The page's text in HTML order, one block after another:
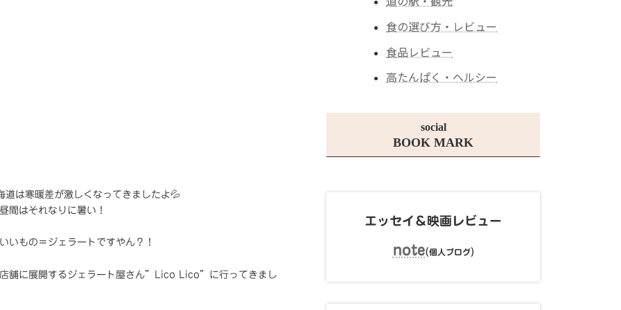
道は寒暖差が激しくなってきましたよ💦
間はそれなりに暑い！
いもの＝ジェラートですやん？！
舗に展開するジェラート屋さん”Lico Lico”に行ってきまし
食の選び方・レビュー
食品レビュー
高たんぱく・ヘルシー
social
BOOK MARK
エッセイ＆映画レビュー
note(個人ブログ)